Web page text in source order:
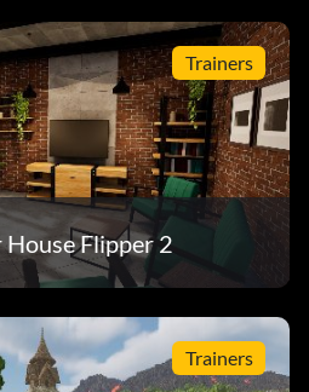
Trainers
Flipper 2
Trainers